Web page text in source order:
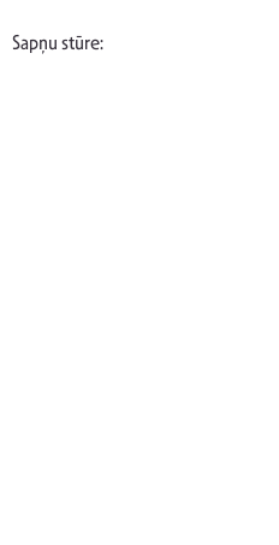
Sapņu stūre: